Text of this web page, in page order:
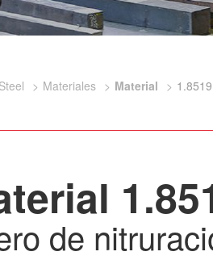
Materiales Material 1.8519
de